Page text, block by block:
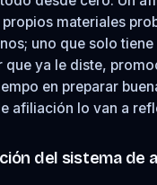
materiales
uno que solo
que ya le diste,
en preparar
afiliación lo van a
del sistema de